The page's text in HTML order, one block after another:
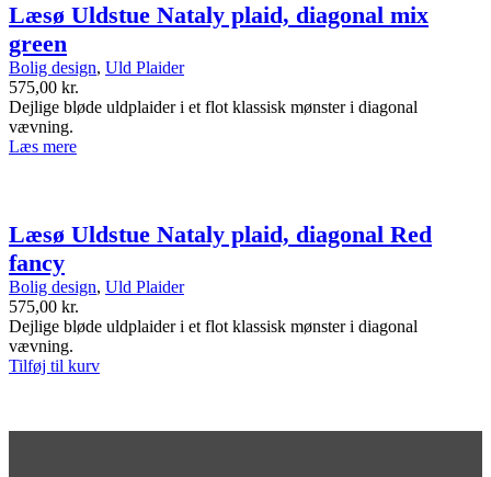
Læsø Uldstue Nataly plaid, diagonal mix
green
Bolig design, Uld Plaider
575,00 kr.
Dejlige bløde uldplaider i et flot klassisk mønster i diagonal
vævning.
Læs mere
Læsø Uldstue Nataly plaid, diagonal Red
fancy
Bolig design, Uld Plaider
575,00 kr.
Dejlige bløde uldplaider i et flot klassisk mønster i diagonal
vævning.
Tilføj til kurv